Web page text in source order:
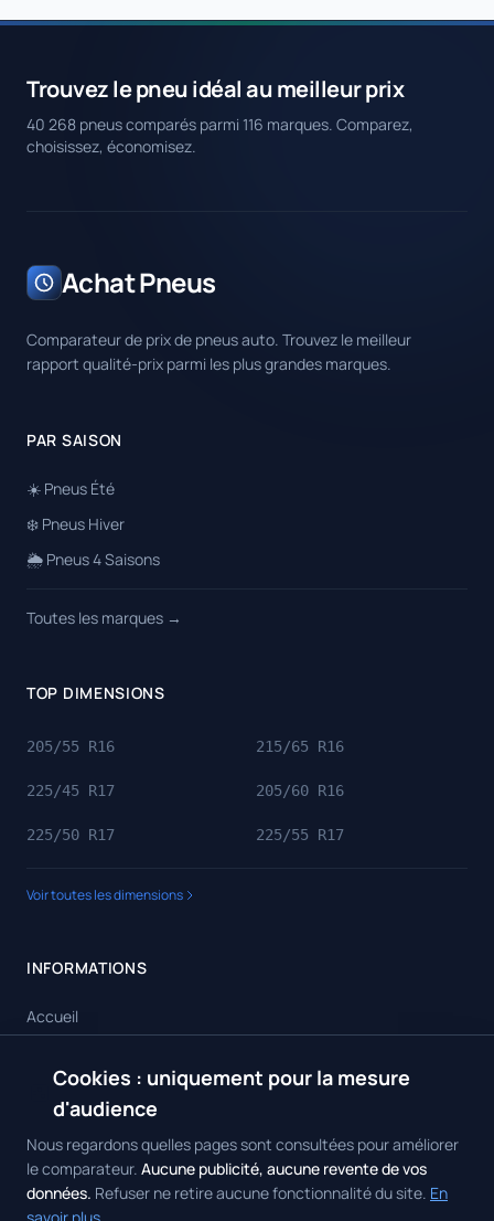
Trouvez le pneu idéal au meilleur prix
40 268 pneus comparés parmi 116 marques. Comparez,
choisissez, économisez.
Achat Pneus
Comparateur de prix de pneus auto. Trouvez le meilleur
rapport qualité-prix parmi les plus grandes marques.
PAR SAISON
☀️ Pneus Été
❄️ Pneus Hiver
🌦️ Pneus 4 Saisons
Toutes les marques →
TOP DIMENSIONS
205/55 R16 215/65 R16
225/45 R17 205/60 R16
225/50 R17 225/55 R17
Voir toutes les dimensions
INFORMATIONS
Accueil
Toutes les marques
Contact
Cookies : uniquement pour la mesure
d'audience
Nous regardons quelles pages sont consultées pour améliorer
le comparateur. Aucune publicité, aucune revente de vos
données. Refuser ne retire aucune fonctionnalité du site. En